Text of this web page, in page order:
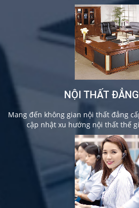
NỘI THẤT
Mang đến không gian nội thất đẳng
cập nhật xu hướng nội thất thế